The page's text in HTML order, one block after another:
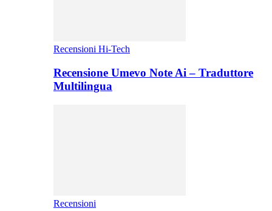
Recensioni Hi-Tech
Recensione Umevo Note Ai – Traduttore
Multilingua
Recensioni